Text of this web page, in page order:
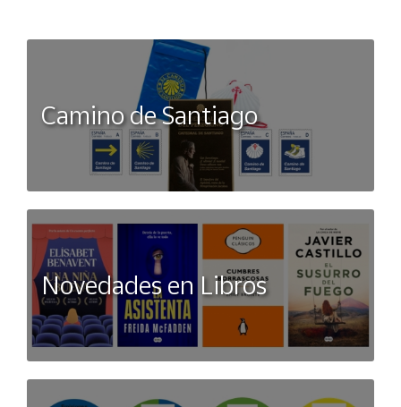
Camino de Santiago
Novedades en Libros